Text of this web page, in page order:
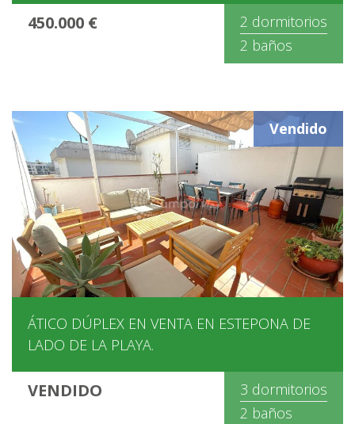
450.000 €
2 dormitorios
2 baños
Vendido
ÁTICO DÚPLEX EN VENTA EN ESTEPONA DE
LADO DE LA PLAYA.
VENDIDO
3 dormitorios
2 baños